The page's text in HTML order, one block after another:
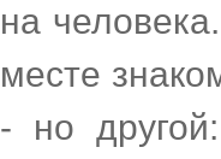
на
месте
- но